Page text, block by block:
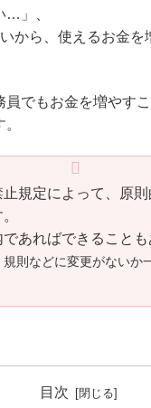
…」、
いから、使えるお金を
員でもお金を増やす
規定によって、原
あればできることも
則などに変更がないか
目次